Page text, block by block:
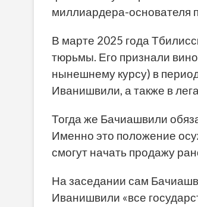
миллиардера-основателя
В марте 2025 года
тюрьмы. Его признали
нынешнему курсу) в
Иванишвили, а также в
Тогда же Бачиашвили
Именно это положение
смогут начать продажу
На заседании сам
Иванишвили «все